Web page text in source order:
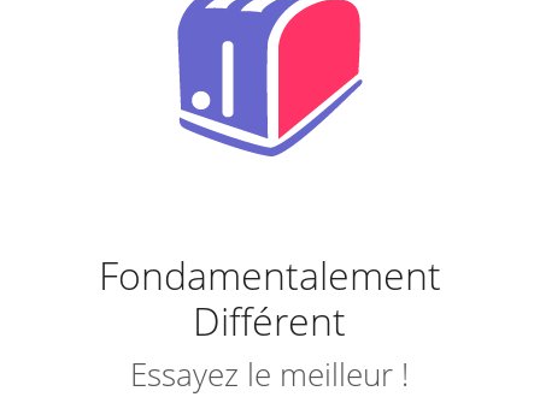
Fondamentalement
Différent
Essayez le meilleur !